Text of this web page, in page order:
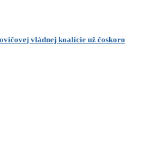
vládnej koalície už čoskoro